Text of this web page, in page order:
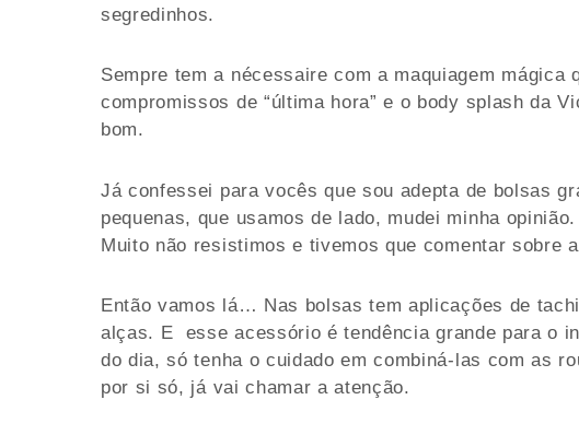
segredinhos.
Sempre tem a nécessaire com a maquiagem mágica
compromissos de “última hora” e o body splash da
bom.
Já confessei para vocês que sou adepta de bolsas
pequenas, que usamos de lado, mudei minha
Muito não resistimos e tivemos que comentar sobre
Então vamos lá… Nas bolsas tem aplicações de
alças. E esse acessório é tendência grande para o
do dia, só tenha o cuidado em combiná-las com as
por si só, já vai chamar a atenção.